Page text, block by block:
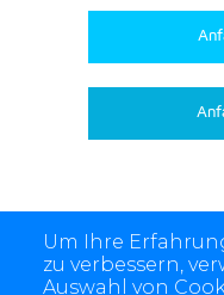
Um Ihre
zu verbessern,
Auswahl von